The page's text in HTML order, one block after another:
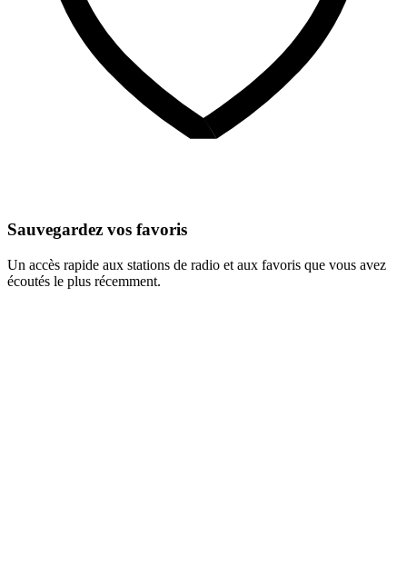
Sauvegardez vos favoris
Un accès rapide aux stations de radio et aux favoris que vous avez
écoutés le plus récemment.